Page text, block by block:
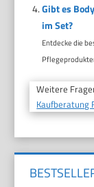
Gibt es
im Set?
Entdecke die
Weitere
Kaufberatung